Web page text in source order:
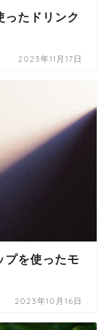
ったドリンク
2023年11月17日
プを使ったモ
2023年10月16日